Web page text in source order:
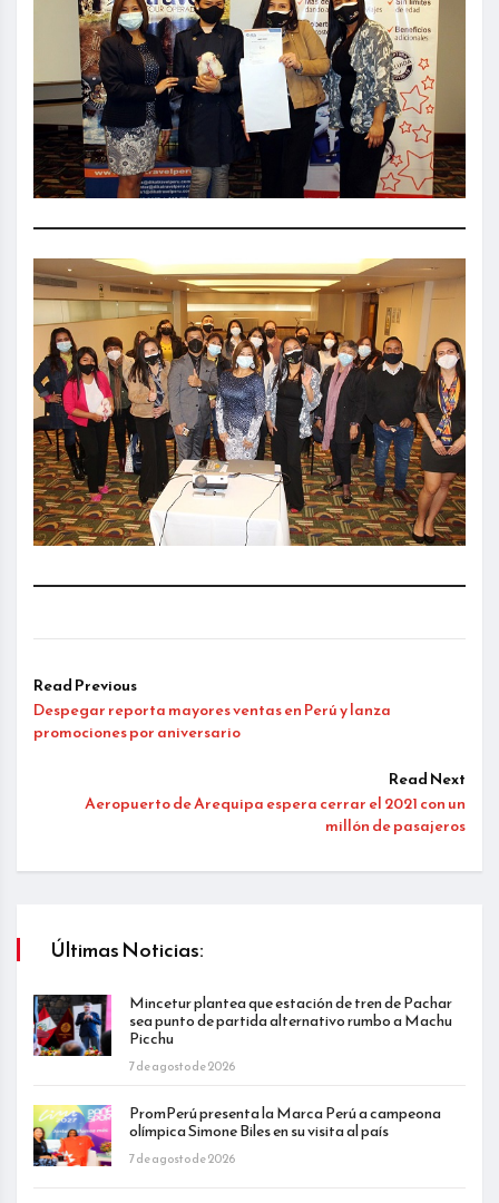
Read Previous
Despegar reporta mayores ventas en Perú y lanza
promociones por aniversario
Read Next
Aeropuerto de Arequipa espera cerrar el 2021 con un
millón de pasajeros
Últimas Noticias:
Mincetur plantea que estación de tren de Pachar
sea punto de partida alternativo rumbo a Machu
Picchu
7 de agosto de 2026
PromPerú presenta la Marca Perú a campeona
olímpica Simone Biles en su visita al país
7 de agosto de 2026